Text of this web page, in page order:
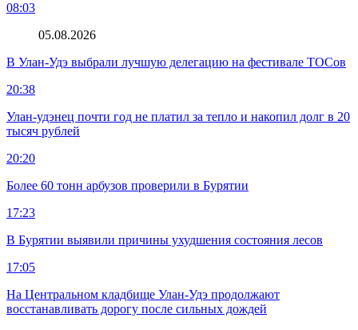
08:03
05.08.2026
В Улан-Удэ выбрали лучшую делегацию на фестивале ТОСов
20:38
Улан-удэнец почти год не платил за тепло и накопил долг в 20
тысяч рублей
20:20
Более 60 тонн арбузов проверили в Бурятии
17:23
В Бурятии выявили причины ухудшения состояния лесов
17:05
На Центральном кладбище Улан-Удэ продолжают
восстанавливать дорогу после сильных дождей